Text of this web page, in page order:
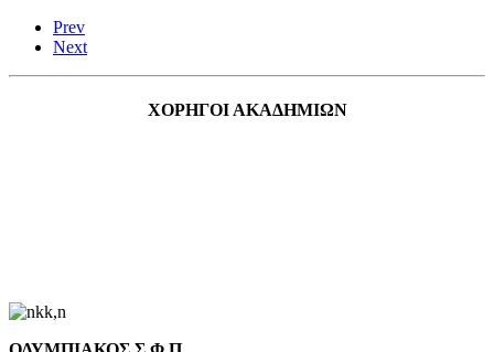
Prev
Next
ΧΟΡΗΓΟΙ ΑΚΑΔΗΜΙΩΝ